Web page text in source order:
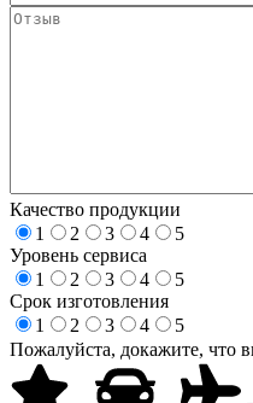
Качество продукции
1
2 3 4
5
Уровень сервиса
1
2 3 4
5
Срок изготовления
1
2 3 4
5
Пожалуйста, докажите, что